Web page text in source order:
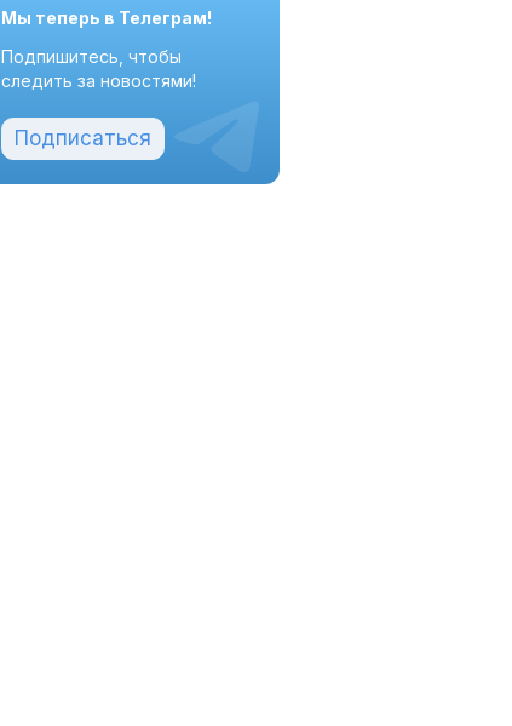
Мы теперь в Телеграм!
Подпишитесь, чтобы
следить за новостями!
Подписаться